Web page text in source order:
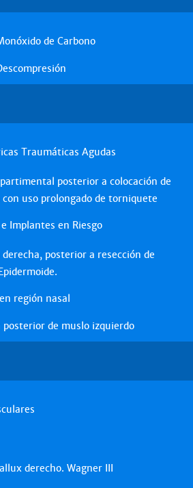
de Carbono
Traumáticas Agudas
posterior a colocación de
uso prolongado de torniquete
Implantes en Riesgo
posterior a resección de
región nasal
de muslo izquierdo
derecho. Wagner III